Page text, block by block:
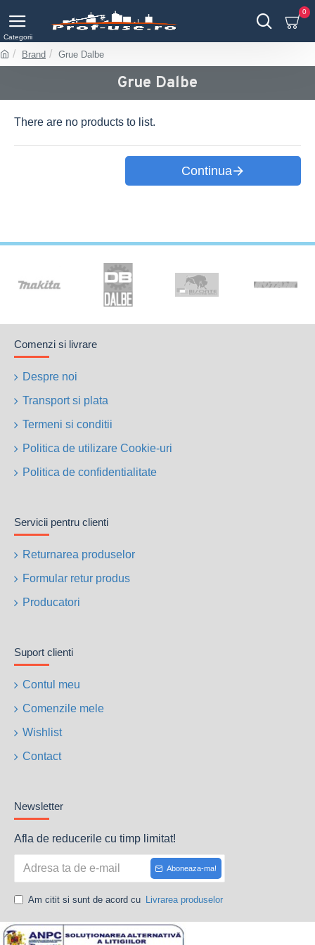
0
Brand Grue Dalbe
Grue Dalbe
There are no products to list.
Continua
Comenzi si livrare
Despre noi
Transport si plata
Termeni si conditii
Politica de utilizare Cookie-uri
Politica de confidentialitate
Servicii pentru clienti
Returnarea produselor
Formular retur produs
Producatori
Suport clienti
Contul meu
Comenzile mele
Wishlist
Contact
Newsletter
Afla de reducerile cu timp limitat!
Aboneaza-ma!
Am citit si sunt de acord cu Livrarea produselor